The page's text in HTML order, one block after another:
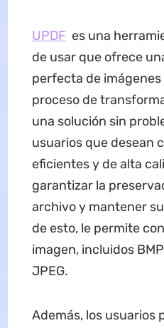
UPDF es una
de usar que ofrece
perfecta de imágenes
proceso de
una solución sin
usuarios que desean
eficientes y de alta
garantizar la
archivo y mantener
de esto, le permite
imagen, incluidos
JPEG.
Además, los usuarios